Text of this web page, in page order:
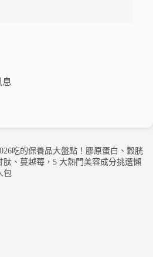
吃的保養品大盤點！膠原蛋白、穀胱
肽、蔓越莓，5 大熱門美容成分挑選懶
包